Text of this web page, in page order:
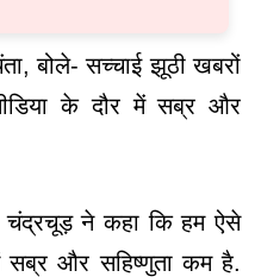
बोले- सच्चाई झूठी खबरों
के दौर में सब्र और
चंद्रचूड़ ने कहा कि हम ऐसे
सब्र और सहिष्णुता कम है.